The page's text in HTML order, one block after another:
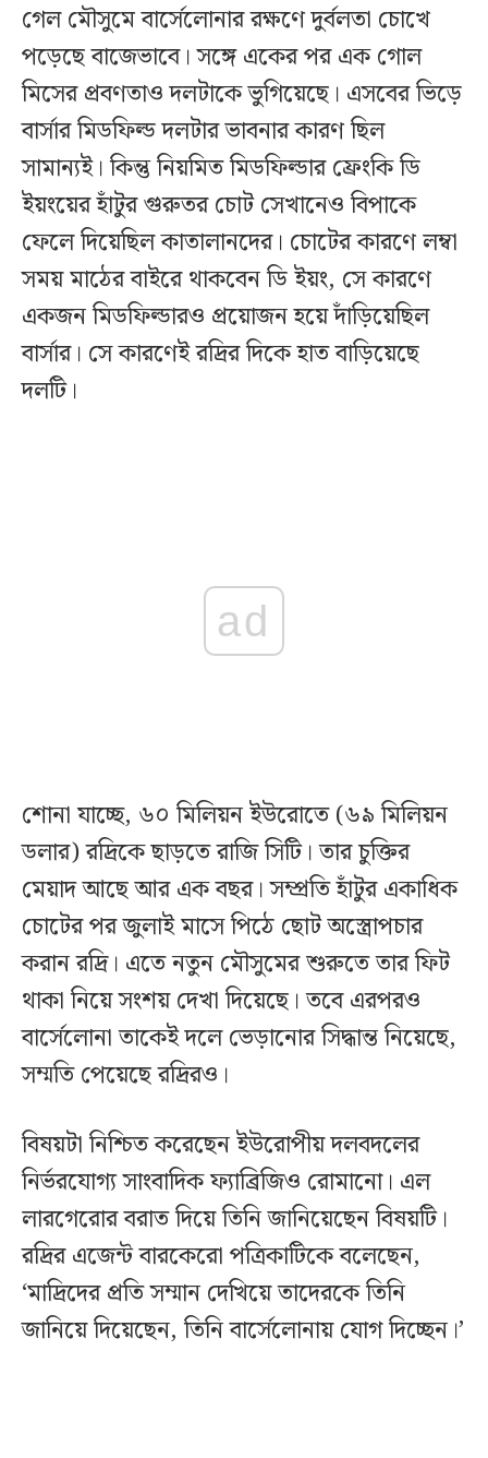
গেল মৌসুমে বার্সেলোনার রক্ষণে দুর্বলতা চোখে
পড়েছে বাজেভাবে। সঙ্গে একের পর এক গোল
মিসের প্রবণতাও দলটাকে ভুগিয়েছে। এসবের ভিড়ে
বার্সার মিডফিল্ড দলটার ভাবনার কারণ ছিল
সামান্যই। কিন্তু নিয়মিত মিডফিল্ডার ফ্রেংকি ডি
ইয়ংয়ের হাঁটুর গুরুতর চোট সেখানেও বিপাকে
ফেলে দিয়েছিল কাতালানদের। চোটের কারণে লম্বা
সময় মাঠের বাইরে থাকবেন ডি ইয়ং, সে কারণে
একজন মিডফিল্ডারও প্রয়োজন হয়ে দাঁড়িয়েছিল
বার্সার। সে কারণেই রদ্রির দিকে হাত বাড়িয়েছে
দলটি।
ad
শোনা যাচ্ছে, ৬০ মিলিয়ন ইউরোতে (৬৯ মিলিয়ন
ডলার) রদ্রিকে ছাড়তে রাজি সিটি। তার চুক্তির
মেয়াদ আছে আর এক বছর। সম্প্রতি হাঁটুর একাধিক
চোটের পর জুলাই মাসে পিঠে ছোট অস্ত্রোপচার
করান রদ্রি। এতে নতুন মৌসুমের শুরুতে তার ফিট
থাকা নিয়ে সংশয় দেখা দিয়েছে। তবে এরপরও
বার্সেলোনা তাকেই দলে ভেড়ানোর সিদ্ধান্ত নিয়েছে,
সম্মতি পেয়েছে রদ্রিরও।
বিষয়টা নিশ্চিত করেছেন ইউরোপীয় দলবদলের
নির্ভরযোগ্য সাংবাদিক ফ্যাব্রিজিও রোমানো। এল
লারগেরোর বরাত দিয়ে তিনি জানিয়েছেন বিষয়টি।
রদ্রির এজেন্ট বারকেরো পত্রিকাটিকে বলেছেন,
‘মাদ্রিদের প্রতি সম্মান দেখিয়ে তাদেরকে তিনি
জানিয়ে দিয়েছেন, তিনি বার্সেলোনায় যোগ দিচ্ছেন।’